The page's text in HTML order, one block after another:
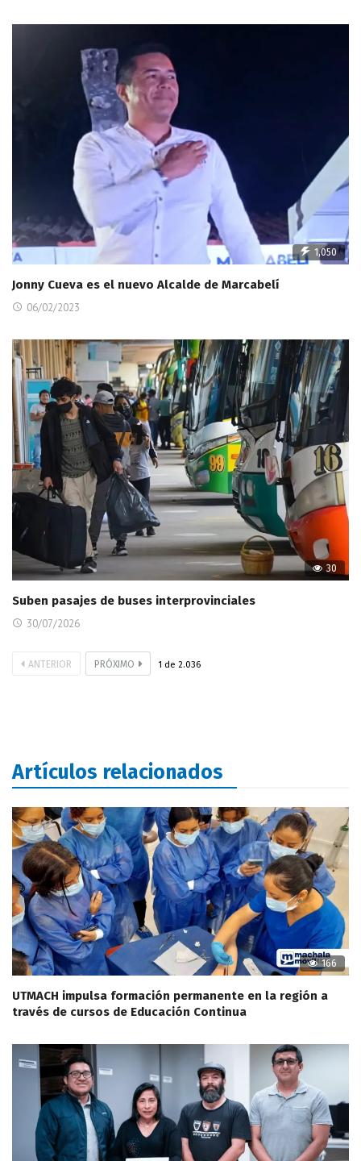
1,050
Jonny Cueva es el nuevo Alcalde de Marcabelí
06/02/2023
30
Suben pasajes de buses interprovinciales
30/07/2026
ANTERIOR PRÓXIMO 1 de 2.036
Artículos relacionados
166
UTMACH impulsa formación permanente en la región a
través de cursos de Educación Continua